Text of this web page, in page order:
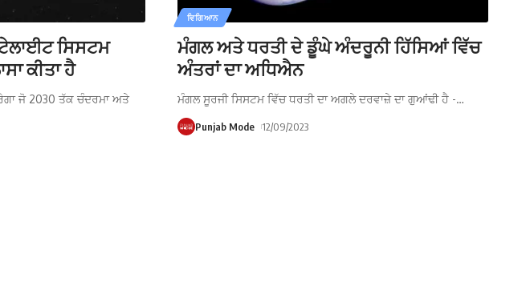
ਸਿਸਟਮ
ਕੀਤਾ ਹੈ
ਜੋ 2030 ਤੱਕ ਚੰਦਰਮਾ ਅਤੇ
ਵਿਗਿਆਨ
ਮੰਗਲ ਅਤੇ ਧਰਤੀ ਦੇ ਡੂੰਘੇ ਅੰਦਰੂਨੀ ਹਿੱਸਿਆਂ ਵਿੱਚ
ਅੰਤਰਾਂ ਦਾ ਅਧਿਐਨ
ਮੰਗਲ ਸੂਰਜੀ ਸਿਸਟਮ ਵਿੱਚ ਧਰਤੀ ਦਾ ਅਗਲੇ ਦਰਵਾਜ਼ੇ ਦਾ ਗੁਆਂਢੀ ਹੈ -…
Punjab Mode 12/09/2023